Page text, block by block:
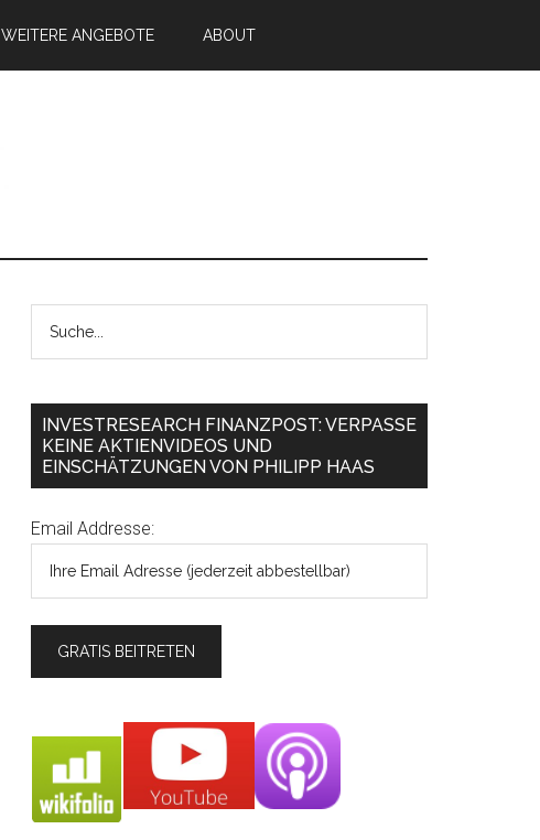
WEITERE ANGEBOTE ABOUT
INVESTRESEARCH FINANZPOST: VERPASSE
KEINE AKTIENVIDEOS UND
EINSCHÄTZUNGEN VON PHILIPP HAAS
Email Addresse: